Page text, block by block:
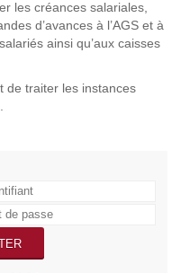
les créances salariales,
d’avances à l’AGS et à
ainsi qu’aux caisses
de traiter les instances